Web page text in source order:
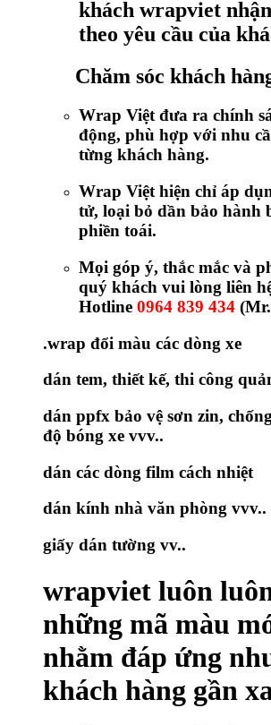
khách wrapviet
theo yêu cầu của
Chăm sóc khách
Wrap Việt đưa ra chính
động, phù hợp với nhu
từng khách hàng.
Wrap Việt hiện chỉ áp
tử, loại bỏ dần bảo hành
phiền toái.
Mọi góp ý, thắc mắc và
quý khách vui lòng liên
Hotline 0964 839 434
.wrap đổi màu các dòng xe
dán tem, thiết kế, thi công
dán ppfx bảo vệ sơn zin,
độ bóng xe vvv..
dán các dòng film cách nhiệt
dán kính nhà văn phòng vvv..
giấy dán tường vv..
wrapviet luôn
những mã màu
nhằm đáp ứng
khách hàng gần